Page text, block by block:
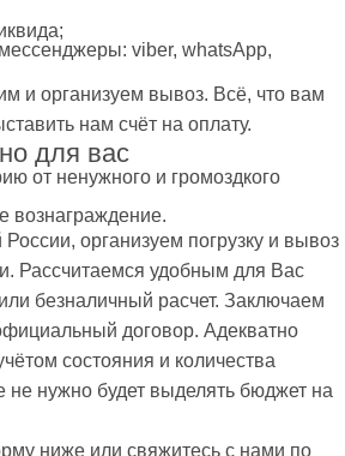
viber, whatsApp,
и организуем вывоз. Всё, что вам
нам счёт на оплату.
для вас
от ненужного и громоздкого
вознаграждение.
организуем погрузку и вывоз
Рассчитаемся удобным для Вас
безналичный расчет. Заключаем
договор. Адекватно
состояния и количества
не нужно будет выделять бюджет на
ниже или свяжитесь с нами по